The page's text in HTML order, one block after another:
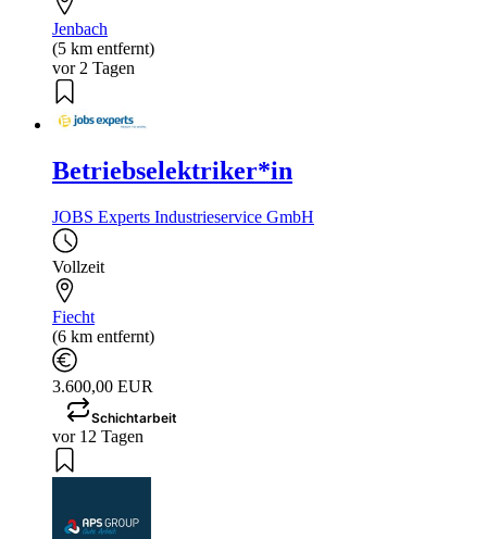
Jenbach
(5 km entfernt)
vor 2 Tagen
Betriebselektriker*in
JOBS Experts Industrieservice GmbH
Vollzeit
Fiecht
(6 km entfernt)
3.600,00 EUR
Schichtarbeit
vor 12 Tagen